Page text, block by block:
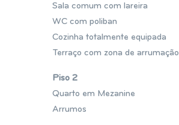
Sala comum com lareira
WC com poliban
Cozinha totalmente equipada
Terraço com zona de arrumação
Piso 2
Quarto em Mezanine
Arrumos